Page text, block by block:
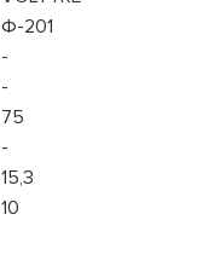
Ф-201
-
-
75
-
15,3
10